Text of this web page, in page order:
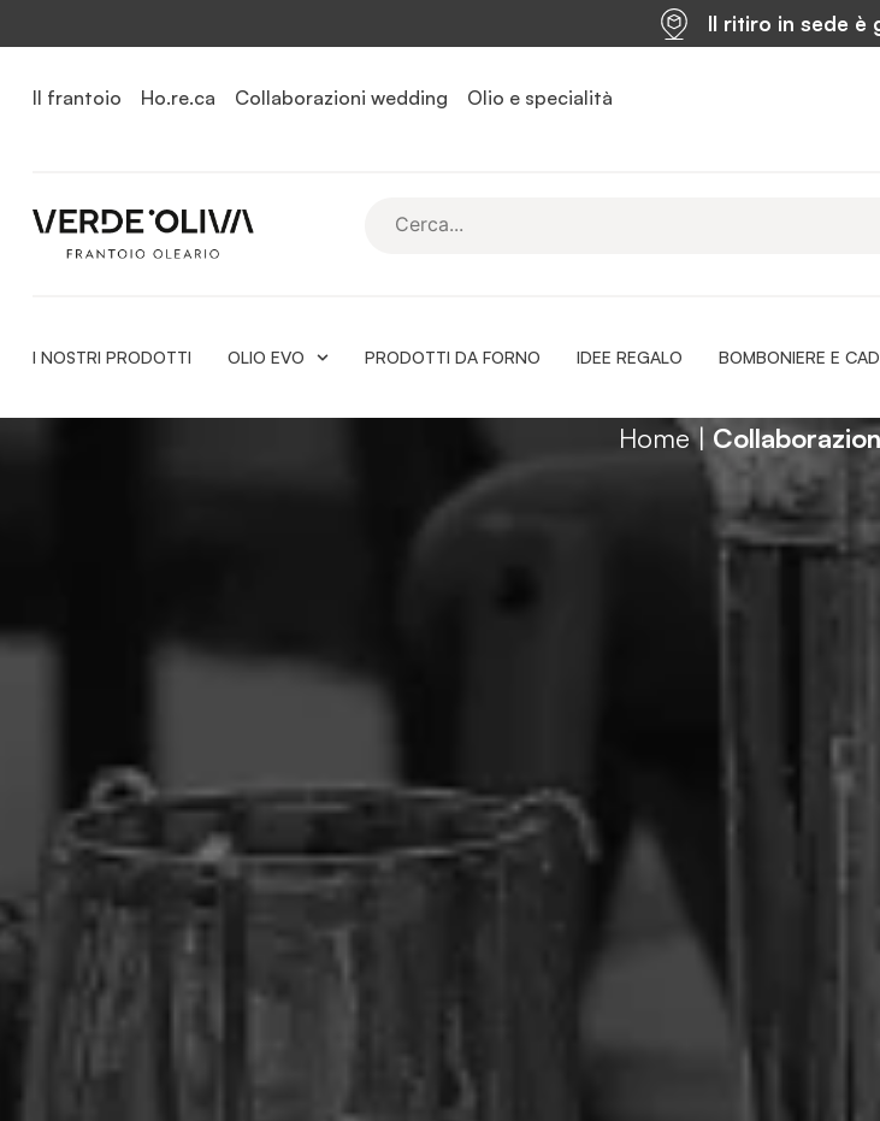
Il ritiro in sede è
Il frantoio Ho.re.ca Collaborazioni wedding Olio e specialità
I NOSTRI PRODOTTI OLIO EVO PRODOTTI DA FORNO IDEE REGALO BOMBONIERE E
Home|